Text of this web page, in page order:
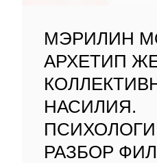
МЭРИЛИН
АРХЕТИП
НАСИЛИЯ.
РАЗБОР